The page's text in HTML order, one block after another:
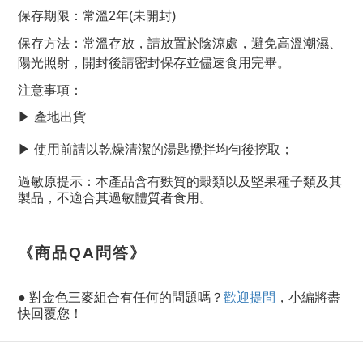
保存期限：常溫2年(未開封)
保存方法： 常溫存放，請放置於陰涼處，避免高溫潮濕、
陽光照射，開封後請密封保存並儘速食用完畢。
注意事項：
▶ 產地出貨
▶ 使用前請以乾燥清潔的湯匙攪拌均勻後挖取；
過敏原提示：本產品含有麩質的穀類以及堅果種子類及其
製品，不適合其過敏體質者食用。
《商品QA問答》
● 對金色三麥組合有任何的問題嗎？ 歡迎提問 ，小編將盡
快回覆您！